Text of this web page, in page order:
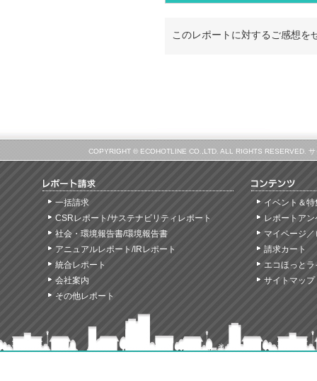
このレポートに対するご感想を
COPYRIGHT © ECOHOTLINE CO.,LTD. ALL RIGHTS RESERVED.
一括請求
CSRレポート/サステナビリティレポート
社会・環境報告書/環境報告書
アニュアルレポート/IRレポート
統合レポート
会社案内
その他レポート
イベント＆特
レポートア
マイページ
請求カート
エコほっと
サイトマップ